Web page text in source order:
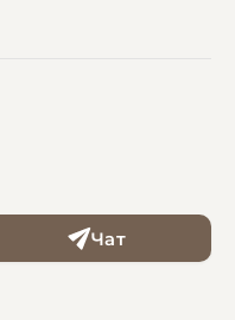
Чат